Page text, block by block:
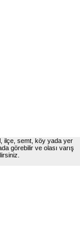
ilçe, semt, köy yada yer
görebilir ve olası varış